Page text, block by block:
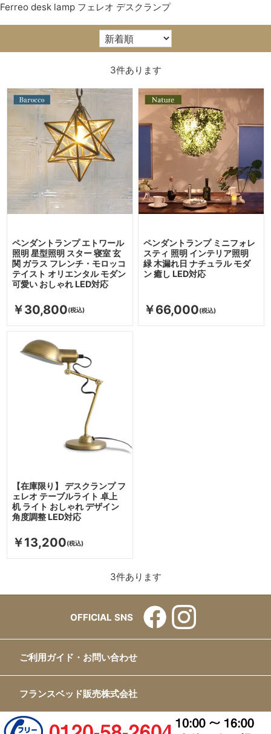
Ferreo desk lamp フェレオ デスクランプ
3件あります
ペンダントランプ エトワール
照明 星型照明 スター 寝室 玄
関 ガラス フレンチ・モロッコ
テイスト オリエンタル モダン
可愛い おしゃれ LED対応
￥30,800
ペンダントランプ ミニフォレ
スティ 照明 インテリア照明
緑 木漏れ日 ナチュラル モダ
ン 癒し LED対応
￥66,000
【在庫限り】 デスクランプ フ
ェレオ テーブルライト 卓上
机 ライト おしゃれ デザイン
角度調整 LED対応
￥13,200
3件あります
OFFICIAL SNS
ご利用ガイド・お問い合わせ
フランスベッド販売株式会社